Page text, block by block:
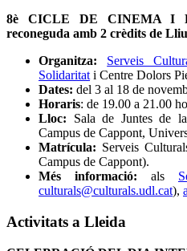
8è CICLE DE CINEMA I
reconeguda amb 2 crèdits de
Organitza: Serveis
Solidaritat i Centre Dolors
Dates: del 3 al 18 de
Horaris: de 19.00 a 21.00
Lloc: Sala de Juntes de
Campus de Cappont,
Matrícula: Serveis
Campus de Cappont).
Més informació: als
culturals@culturals.udl.cat),
Activitats a Lleida